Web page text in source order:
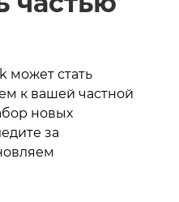
может стать
к вашей частной
новых
за